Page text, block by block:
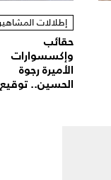
إطلالات
حقائب
وإكسسوارات
الأميرة رجوة
الحسين..